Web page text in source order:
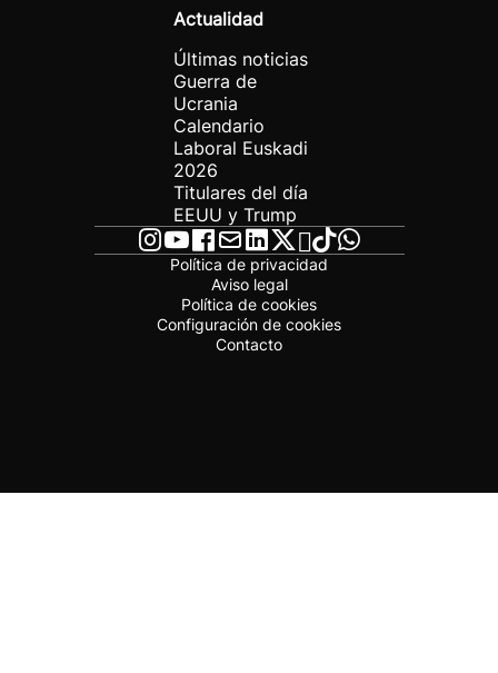
Actualidad
Últimas noticias
Guerra de
Ucrania
Calendario
Laboral Euskadi
2026
Titulares del día
EEUU y Trump
Política de privacidad
Aviso legal
Política de cookies
Configuración de cookies
Contacto